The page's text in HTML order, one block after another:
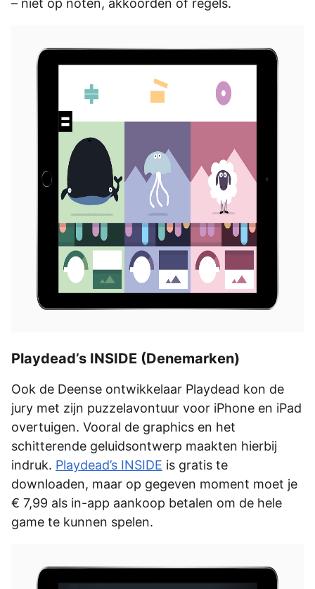
– niet op noten, akkoorden of regels.
Playdead’s INSIDE (Denemarken)
Ook de Deense ontwikkelaar Playdead kon de
jury met zijn puzzelavontuur voor iPhone en iPad
overtuigen. Vooral de graphics en het
schitterende geluidsontwerp maakten hierbij
indruk. Playdead’s INSIDE is gratis te
downloaden, maar op gegeven moment moet je
€ 7,99 als in-app aankoop betalen om de hele
game te kunnen spelen.